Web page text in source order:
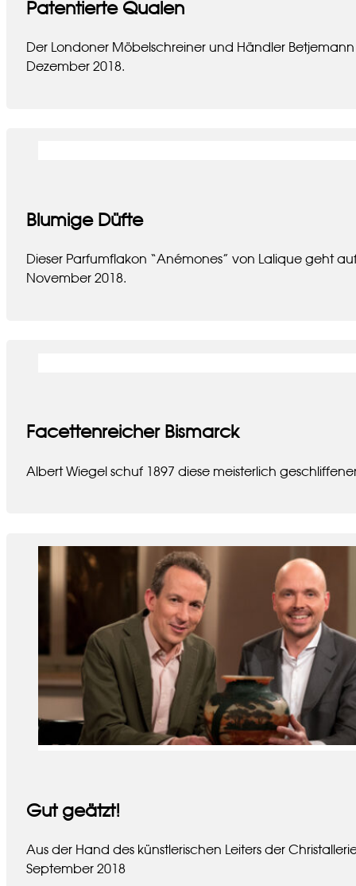
Patentierte Qualen
Der Londoner Möbelschreiner und Händler
Dezember 2018.
Blumige Düfte
Dieser Parfumflakon “Anémones” von Lalique geht
November 2018.
Facettenreicher Bismarck
Albert Wiegel schuf 1897 diese meisterlich
Gut geätzt!
Aus der Hand des künstlerischen Leiters der
September 2018